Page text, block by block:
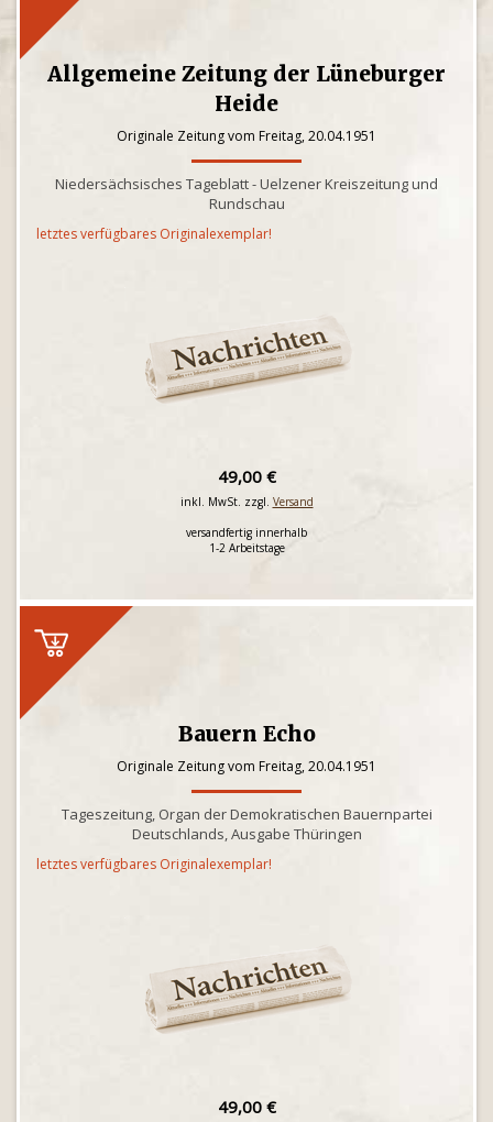
Allgemeine Zeitung der Lüneburger
Heide
Originale Zeitung vom Freitag, 20.04.1951
Niedersächsisches Tageblatt - Uelzener Kreiszeitung und
Rundschau
letztes verfügbares Originalexemplar!
49,00 €
inkl. MwSt. zzgl. Versand
versandfertig innerhalb
1-2 Arbeitstage
Bauern Echo
Originale Zeitung vom Freitag, 20.04.1951
Tageszeitung, Organ der Demokratischen Bauernpartei
Deutschlands, Ausgabe Thüringen
letztes verfügbares Originalexemplar!
49,00 €